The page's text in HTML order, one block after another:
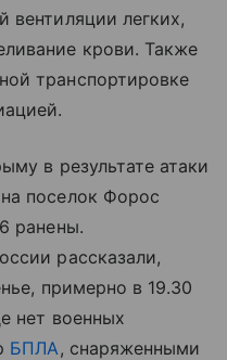
вентиляции легких,
крови. Также
транспортировке
в результате атаки
поселок Форос
ранены.
рассказали,
примерно в 19.30
нет военных
БПЛА , снаряженными